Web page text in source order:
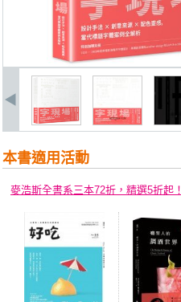
本書適用活動
麥浩斯全書系三本72折，精選5折起！